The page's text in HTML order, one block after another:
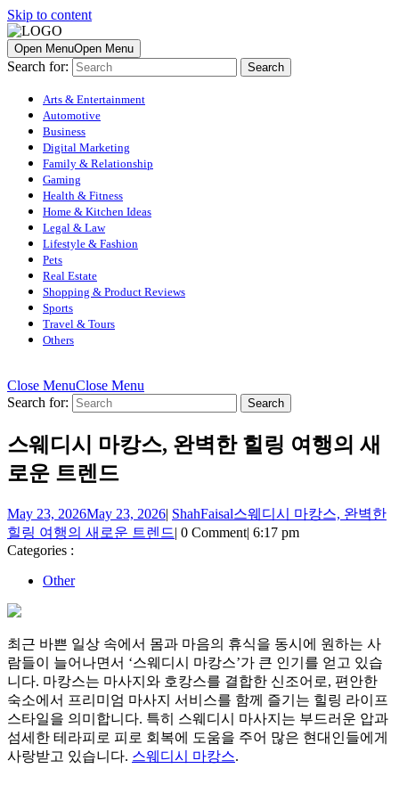
Skip to content
Open MenuOpen Menu
Search for:
Arts & Entertainment
Automotive
Business
Digital Marketing
Family & Relationship
Gaming
Health & Fitness
Home & Kitchen Ideas
Legal & Law
Lifestyle & Fashion
Pets
Real Estate
Shopping & Product Reviews
Sports
Travel & Tours
Others
Close MenuClose Menu
Search for:
스웨디시 마캉스, 완벽한 힐링 여행의 새
로운 트렌드
May 23, 2026May 23, 2026| ShahFaisal스웨디시 마캉스, 완벽한
힐링 여행의 새로운 트렌드| 0 Comment| 6:17 pm
Categories :
Other
최근 바쁜 일상 속에서 몸과 마음의 휴식을 동시에 원하는 사
람들이 늘어나면서 ‘스웨디시 마캉스’가 큰 인기를 얻고 있습
니다. 마캉스는 마사지와 호캉스를 결합한 신조어로, 편안한
숙소에서 프리미엄 마사지 서비스를 함께 즐기는 힐링 라이프
스타일을 의미합니다. 특히 스웨디시 마사지는 부드러운 압과
섬세한 테라피로 피로 회복에 도움을 주어 많은 현대인들에게
사랑받고 있습니다. 스웨디시 마캉스.